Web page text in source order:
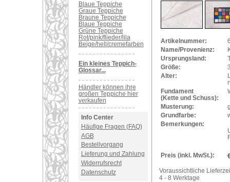
Blaue Teppiche
Graue Teppiche
Braune Teppiche
Blaue Teppiche
Grüne Teppiche
Rot/pink/flieder/lila
Beige/hell/cremefarben
Ein kleines Teppich-
Glossar...
Händler können ihre
großen Teppiche hier
verkaufen
Info Center
Häufige Fragen (FAQ)
AGB
Bestellvorgang
Lieferung und Zahlung
Widerrufsrecht
Datenschutz
Artikelnummer:
Name/Provenienz:
Ursprungsland:
Größe:
Alter:
Fundament
(Kette und Schuss):
Musterung:
Grundfarbe:
Bemerkungen:
Preis (inkl. MwSt.):
Voraussichtliche
4 - 8 Werktage